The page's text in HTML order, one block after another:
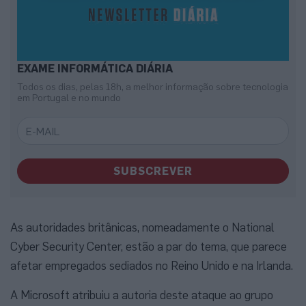
EXAME INFORMÁTICA DIÁRIA
Todos os dias, pelas 18h, a melhor informação sobre tecnologia
em Portugal e no mundo
SUBSCREVER
As autoridades britânicas, nomeadamente o National
Cyber Security Center, estão a par do tema, que parece
afetar empregados sediados no Reino Unido e na Irlanda.
A Microsoft atribuiu a autoria deste ataque ao grupo